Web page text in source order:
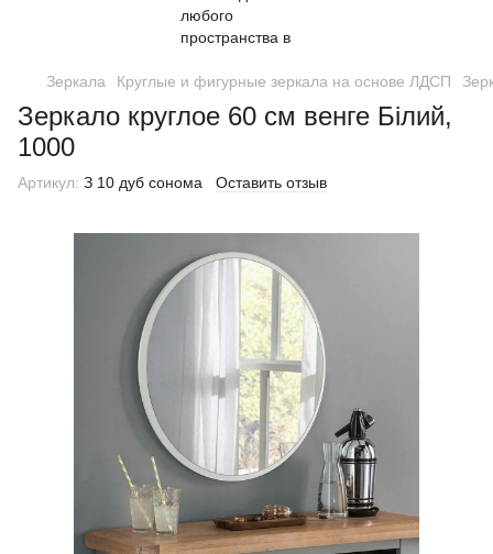
Зеркала Круглые и фигурные зеркала на основе ЛДСП
Зеркало круглое 60 см венге Білий,
1000
Артикул: З 10 дуб сонома Оставить отзыв